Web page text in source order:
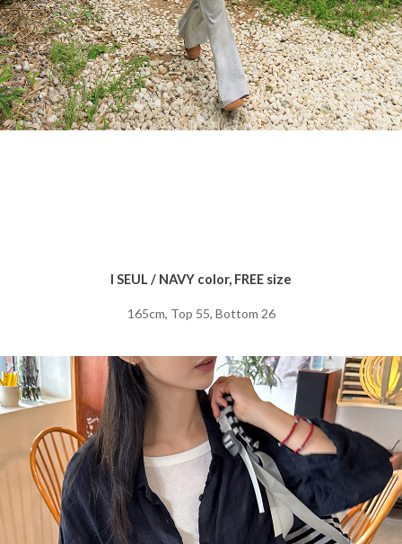
I SEUL / NAVY color, FREE size
165cm, Top 55, Bottom 26